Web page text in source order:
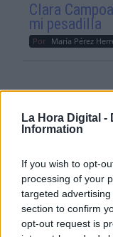
La Hora Digital -
Information
If you wish to opt-
processing of your
targeted
section to confirm
opt-out request is
Clara
mi pesadilla
Por María Pérez
LABERINTO